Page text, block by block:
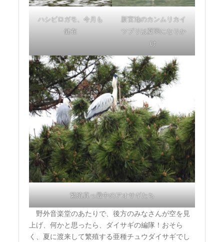
ハシビロガモ、今月も
健在
新宮池のカンムリカイ
ツブリは夏羽になりか
け
繁殖真っ最中のアオサギたち
野外音楽堂のあたりで、後方のみなさんが空を見
上げ、何かと思ったら、ダイサギの編隊！おそら
く、夏に渡来して繁殖する亜種チュウダイサギでし